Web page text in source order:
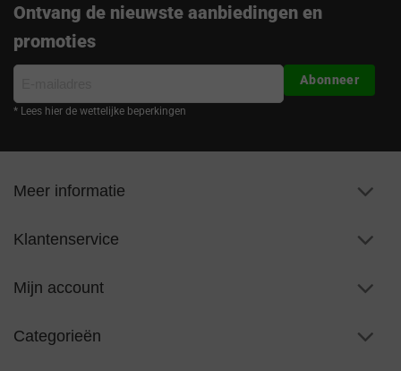
Ontvang de nieuwste aanbiedingen en
promoties
mailadres
* Lees hier de wettelijke beperkingen
Abonneer
Meer informatie
Klantenservice
Mijn account
Categorieën